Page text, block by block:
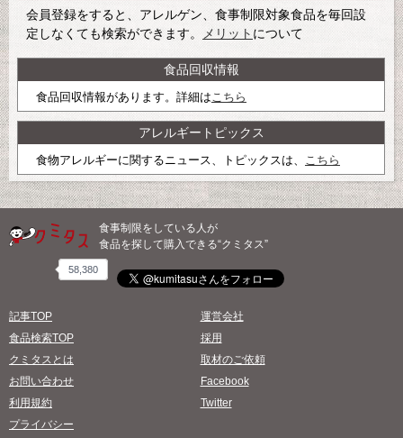
会員登録をすると、アレルゲン、食事制限対象食品を毎回設
定しなくても検索ができます。
メリット について
食品回収情報
食品回収情報があります。詳細は こちら
アレルギートピックス
食物アレルギーに関するニュース、トピックスは、 こちら
食事制限をしている人が
食品を探して購入できる“クミタス”
58,380
記事TOP
食品検索TOP
クミタスとは
お問い合わせ
利用規約
プライバシー
運営会社
採用
取材のご依頼
Facebook
Twitter